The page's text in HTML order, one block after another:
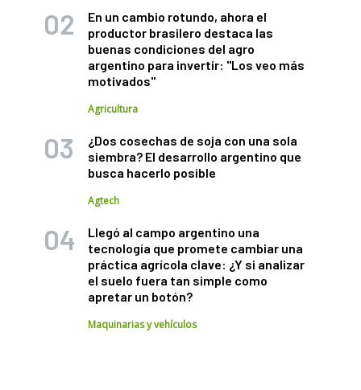
En un cambio rotundo, ahora el
productor brasilero destaca las
buenas condiciones del agro
argentino para invertir: "Los veo más
motivados"
Agricultura
¿Dos cosechas de soja con una sola
siembra? El desarrollo argentino que
busca hacerlo posible
Agtech
Llegó al campo argentino una
tecnología que promete cambiar una
práctica agrícola clave: ¿Y si analizar
el suelo fuera tan simple como
apretar un botón?
Maquinarias y vehículos